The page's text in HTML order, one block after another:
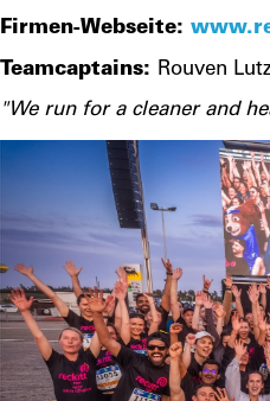
Firmen-Webseite:
Teamcaptains: Rouven
"We run for a cleaner and